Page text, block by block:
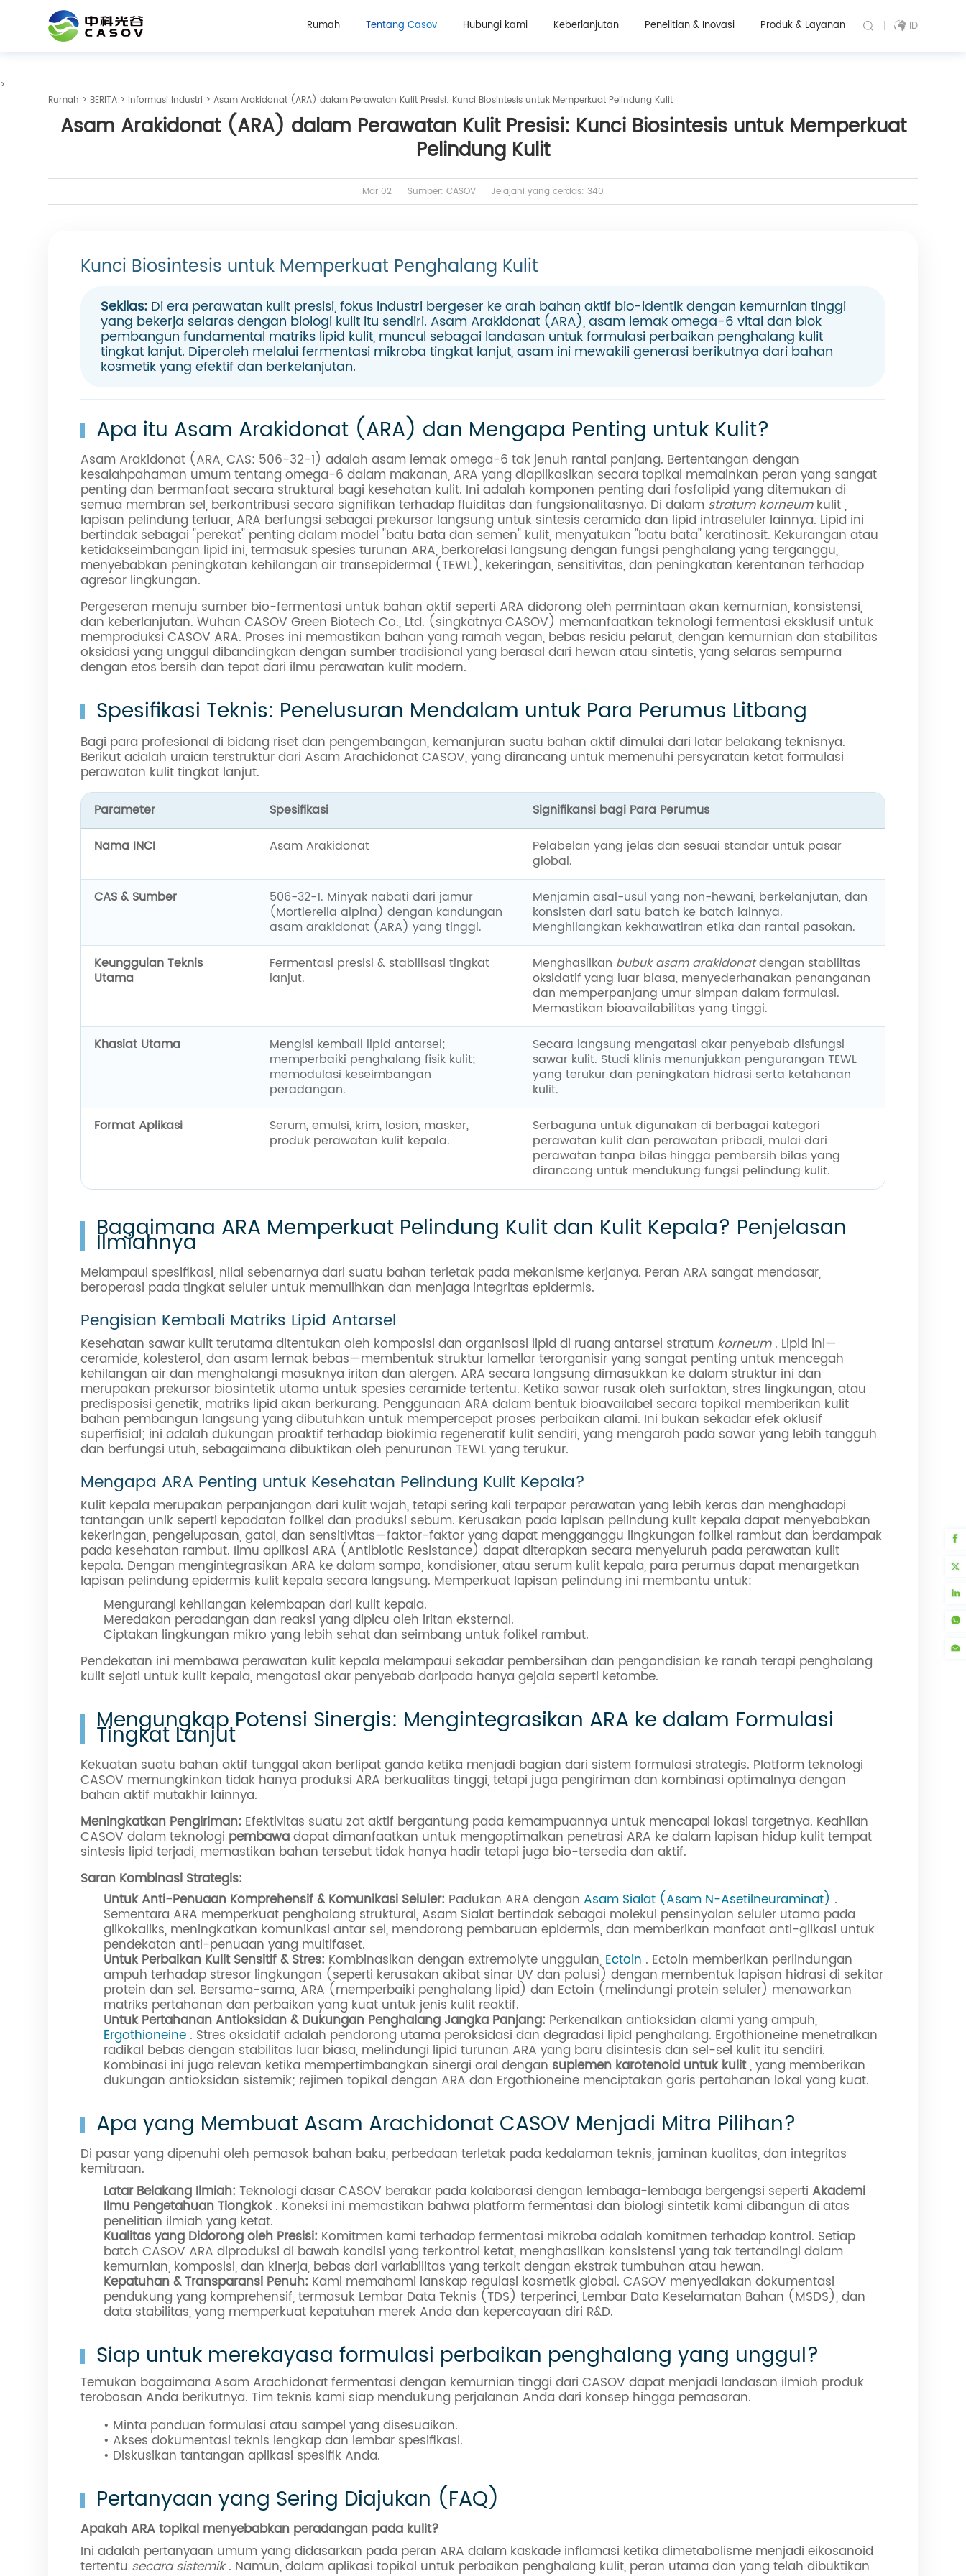
Rumah Tentang Casov Hubungi kami Keberlanjutan Penelitian & Inovasi Produk & Layanan ID
>
Rumah > BERITA > Informasi Industri > Asam Arakidonat (ARA) dalam Perawatan Kulit Presisi: Kunci Biosintesis untuk Memperkuat Pelindung Kulit
Asam Arakidonat (ARA) dalam Perawatan Kulit Presisi: Kunci Biosintesis untuk Memperkuat
Pelindung Kulit
Mar 02 Sumber: CASOV Jelajahi yang cerdas: 340
Kunci Biosintesis untuk Memperkuat Penghalang Kulit
Sekilas: Di era perawatan kulit presisi, fokus industri bergeser ke arah bahan aktif bio-identik dengan kemurnian tinggi
yang bekerja selaras dengan biologi kulit itu sendiri. Asam Arakidonat (ARA), asam lemak omega-6 vital dan blok
pembangun fundamental matriks lipid kulit, muncul sebagai landasan untuk formulasi perbaikan penghalang kulit
tingkat lanjut. Diperoleh melalui fermentasi mikroba tingkat lanjut, asam ini mewakili generasi berikutnya dari bahan
kosmetik yang efektif dan berkelanjutan.
Apa itu Asam Arakidonat (ARA) dan Mengapa Penting untuk Kulit?
Asam Arakidonat (ARA, CAS: 506-32-1) adalah asam lemak omega-6 tak jenuh rantai panjang. Bertentangan dengan
kesalahpahaman umum tentang omega-6 dalam makanan, ARA yang diaplikasikan secara topikal memainkan peran yang sangat
penting dan bermanfaat secara struktural bagi kesehatan kulit. Ini adalah komponen penting dari fosfolipid yang ditemukan di
semua membran sel, berkontribusi secara signifikan terhadap fluiditas dan fungsionalitasnya. Di dalam stratum korneumkulit ,
lapisan pelindung terluar, ARA berfungsi sebagai prekursor langsung untuk sintesis ceramida dan lipid intraseluler lainnya. Lipid ini
bertindak sebagai "perekat" penting dalam model "batu bata dan semen" kulit, menyatukan "batu bata" keratinosit. Kekurangan atau
ketidakseimbangan lipid ini, termasuk spesies turunan ARA, berkorelasi langsung dengan fungsi penghalang yang terganggu,
menyebabkan peningkatan kehilangan air transepidermal (TEWL), kekeringan, sensitivitas, dan peningkatan kerentanan terhadap
agresor lingkungan.
Pergeseran menuju sumber bio-fermentasi untuk bahan aktif seperti ARA didorong oleh permintaan akan kemurnian, konsistensi,
dan keberlanjutan. Wuhan CASOV Green Biotech Co., Ltd. (singkatnya CASOV) memanfaatkan teknologi fermentasi eksklusif untuk
memproduksi CASOV ARA. Proses ini memastikan bahan yang ramah vegan, bebas residu pelarut, dengan kemurnian dan stabilitas
oksidasi yang unggul dibandingkan dengan sumber tradisional yang berasal dari hewan atau sintetis, yang selaras sempurna
dengan etos bersih dan tepat dari ilmu perawatan kulit modern.
Spesifikasi Teknis: Penelusuran Mendalam untuk Para Perumus Litbang
Bagi para profesional di bidang riset dan pengembangan, kemanjuran suatu bahan aktif dimulai dari latar belakang teknisnya.
Berikut adalah uraian terstruktur dari Asam Arachidonat CASOV, yang dirancang untuk memenuhi persyaratan ketat formulasi
perawatan kulit tingkat lanjut.
Parameter Spesifikasi
Signifikansi bagi Para Perumus
Nama INCI
Asam Arakidonat
Pelabelan yang jelas dan sesuai standar untuk pasar
global.
CAS & Sumber
506-32-1. Minyak nabati dari jamur
(Mortierella alpina) dengan kandungan
asam arakidonat (ARA) yang tinggi.
Menjamin asal-usul yang non-hewani, berkelanjutan, dan
konsisten dari satu batch ke batch lainnya.
Menghilangkan kekhawatiran etika dan rantai pasokan.
Keunggulan Teknis
Utama
Fermentasi presisi & stabilisasi tingkat
lanjut.
Menghasilkan bubuk asam arakidonatdengan stabilitas
oksidatif yang luar biasa, menyederhanakan penanganan
dan memperpanjang umur simpan dalam formulasi.
Memastikan bioavailabilitas yang tinggi.
Khasiat Utama
Mengisi kembali lipid antarsel;
memperbaiki penghalang fisik kulit;
memodulasi keseimbangan
peradangan.
Secara langsung mengatasi akar penyebab disfungsi
sawar kulit. Studi klinis menunjukkan pengurangan TEWL
yang terukur dan peningkatan hidrasi serta ketahanan
kulit.
Format Aplikasi
Serum, emulsi, krim, losion, masker,
produk perawatan kulit kepala.
Serbaguna untuk digunakan di berbagai kategori
perawatan kulit dan perawatan pribadi, mulai dari
perawatan tanpa bilas hingga pembersih bilas yang
dirancang untuk mendukung fungsi pelindung kulit.
Bagaimana ARA Memperkuat Pelindung Kulit dan Kulit Kepala? Penjelasan
Ilmiahnya
Melampaui spesifikasi, nilai sebenarnya dari suatu bahan terletak pada mekanisme kerjanya. Peran ARA sangat mendasar,
beroperasi pada tingkat seluler untuk memulihkan dan menjaga integritas epidermis.
Pengisian Kembali Matriks Lipid Antarsel
Kesehatan sawar kulit terutama ditentukan oleh komposisi dan organisasi lipid di ruang antarsel stratum korneum. Lipid ini—
ceramide, kolesterol, dan asam lemak bebas—membentuk struktur lamellar terorganisir yang sangat penting untuk mencegah
kehilangan air dan menghalangi masuknya iritan dan alergen. ARA secara langsung dimasukkan ke dalam struktur ini dan
merupakan prekursor biosintetik utama untuk spesies ceramide tertentu. Ketika sawar rusak oleh surfaktan, stres lingkungan, atau
predisposisi genetik, matriks lipid akan berkurang. Penggunaan ARA dalam bentuk bioavailabel secara topikal memberikan kulit
bahan pembangun langsung yang dibutuhkan untuk mempercepat proses perbaikan alami. Ini bukan sekadar efek oklusif
superfisial; ini adalah dukungan proaktif terhadap biokimia regeneratif kulit sendiri, yang mengarah pada sawar yang lebih tangguh
dan berfungsi utuh, sebagaimana dibuktikan oleh penurunan TEWL yang terukur.
Mengapa ARA Penting untuk Kesehatan Pelindung Kulit Kepala?
Kulit kepala merupakan perpanjangan dari kulit wajah, tetapi sering kali terpapar perawatan yang lebih keras dan menghadapi
tantangan unik seperti kepadatan folikel dan produksi sebum. Kerusakan pada lapisan pelindung kulit kepala dapat menyebabkan
kekeringan, pengelupasan, gatal, dan sensitivitas—faktor-faktor yang dapat mengganggu lingkungan folikel rambut dan berdampak
pada kesehatan rambut. Ilmu aplikasi ARA (Antibiotic Resistance) dapat diterapkan secara menyeluruh pada perawatan kulit
kepala. Dengan mengintegrasikan ARA ke dalam sampo, kondisioner, atau serum kulit kepala, para perumus dapat menargetkan
lapisan pelindung epidermis kulit kepala secara langsung. Memperkuat lapisan pelindung ini membantu untuk:
Mengurangi kehilangan kelembapan dari kulit kepala.
Meredakan peradangan dan reaksi yang dipicu oleh iritan eksternal.
Ciptakan lingkungan mikro yang lebih sehat dan seimbang untuk folikel rambut.
Pendekatan ini membawa perawatan kulit kepala melampaui sekadar pembersihan dan pengondisian ke ranah terapi penghalang
kulit sejati untuk kulit kepala, mengatasi akar penyebab daripada hanya gejala seperti ketombe.
Mengungkap Potensi Sinergis: Mengintegrasikan ARA ke dalam Formulasi
Tingkat Lanjut
Kekuatan suatu bahan aktif tunggal akan berlipat ganda ketika menjadi bagian dari sistem formulasi strategis. Platform teknologi
CASOV memungkinkan tidak hanya produksi ARA berkualitas tinggi, tetapi juga pengiriman dan kombinasi optimalnya dengan
bahan aktif mutakhir lainnya.
Meningkatkan Pengiriman: Efektivitas suatu zat aktif bergantung pada kemampuannya untuk mencapai lokasi targetnya. Keahlian
CASOV dalam teknologi pembawadapat dimanfaatkan untuk mengoptimalkan penetrasi ARA ke dalam lapisan hidup kulit tempat
sintesis lipid terjadi, memastikan bahan tersebut tidak hanya hadir tetapi juga bio-tersedia dan aktif.
Saran Kombinasi Strategis:
Untuk Anti-Penuaan Komprehensif & Komunikasi Seluler: Padukan ARA dengan Asam Sialat (Asam N-Asetilneuraminat) .
Sementara ARA memperkuat penghalang struktural, Asam Sialat bertindak sebagai molekul pensinyalan seluler utama pada
glikokaliks, meningkatkan komunikasi antar sel, mendorong pembaruan epidermis, dan memberikan manfaat anti-glikasi untuk
pendekatan anti-penuaan yang multifaset.
Untuk Perbaikan Kulit Sensitif & Stres: Kombinasikan dengan extremolyte unggulan, Ectoin . Ectoin memberikan perlindungan
ampuh terhadap stresor lingkungan (seperti kerusakan akibat sinar UV dan polusi) dengan membentuk lapisan hidrasi di sekitar
protein dan sel. Bersama-sama, ARA (memperbaiki penghalang lipid) dan Ectoin (melindungi protein seluler) menawarkan
matriks pertahanan dan perbaikan yang kuat untuk jenis kulit reaktif.
Untuk Pertahanan Antioksidan & Dukungan Penghalang Jangka Panjang: Perkenalkan antioksidan alami yang ampuh,
Ergothioneine . Stres oksidatif adalah pendorong utama peroksidasi dan degradasi lipid penghalang. Ergothioneine menetralkan
radikal bebas dengan stabilitas luar biasa, melindungi lipid turunan ARA yang baru disintesis dan sel-sel kulit itu sendiri.
Kombinasi ini juga relevan ketika mempertimbangkan sinergi oral dengan suplemen karotenoid untuk kulit, yang memberikan
dukungan antioksidan sistemik; rejimen topikal dengan ARA dan Ergothioneine menciptakan garis pertahanan lokal yang kuat.
Apa yang Membuat Asam Arachidonat CASOV Menjadi Mitra Pilihan?
Di pasar yang dipenuhi oleh pemasok bahan baku, perbedaan terletak pada kedalaman teknis, jaminan kualitas, dan integritas
kemitraan.
Latar Belakang Ilmiah: Teknologi dasar CASOV berakar pada kolaborasi dengan lembaga-lembaga bergengsi sepertiAkademi
Ilmu Pengetahuan Tiongkok. Koneksi ini memastikan bahwa platform fermentasi dan biologi sintetik kami dibangun di atas
penelitian ilmiah yang ketat.
Kualitas yang Didorong oleh Presisi: Komitmen kami terhadap fermentasi mikroba adalah komitmen terhadap kontrol. Setiap
batch CASOV ARA diproduksi di bawah kondisi yang terkontrol ketat, menghasilkan konsistensi yang tak tertandingi dalam
kemurnian, komposisi, dan kinerja, bebas dari variabilitas yang terkait dengan ekstrak tumbuhan atau hewan.
Kepatuhan & Transparansi Penuh: Kami memahami lanskap regulasi kosmetik global. CASOV menyediakan dokumentasi
pendukung yang komprehensif, termasuk Lembar Data Teknis (TDS) terperinci, Lembar Data Keselamatan Bahan (MSDS), dan
data stabilitas, yang memperkuat kepatuhan merek Anda dan kepercayaan diri R&D.
Siap untuk merekayasa formulasi perbaikan penghalang yang unggul?
Temukan bagaimana Asam Arachidonat fermentasi dengan kemurnian tinggi dari CASOV dapat menjadi landasan ilmiah produk
terobosan Anda berikutnya. Tim teknis kami siap mendukung perjalanan Anda dari konsep hingga pemasaran.
• Minta panduan formulasi atau sampel yang disesuaikan.
• Akses dokumentasi teknis lengkap dan lembar spesifikasi.
• Diskusikan tantangan aplikasi spesifik Anda.
Pertanyaan yang Sering Diajukan (FAQ)
Apakah ARA topikal menyebabkan peradangan pada kulit?
Ini adalah pertanyaan umum yang didasarkan pada peran ARA dalam kaskade inflamasi ketika dimetabolisme menjadi eikosanoid
tertentu secara sistemik. Namun, dalam aplikasi topikal untuk perbaikan penghalang kulit, peran utama dan yang telah dibuktikan